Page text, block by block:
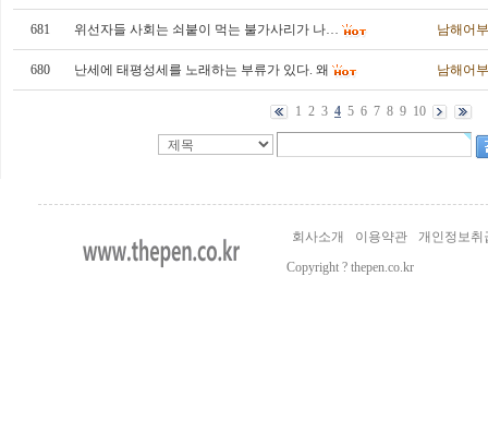
681 위선자들 사회는 쇠붙이 먹는 불가사리가 나… 남해어부
680 난세에 태평성세를 노래하는 부류가 있다. 왜 남해어부
1 2 3 4 5 6 7 8 9 10
회사소개 이용약관
개인정보취
Copyright ? thepen.co.kr